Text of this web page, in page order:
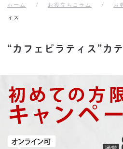
ホーム お役立ちコラム お
ィス
“カフェピラティス”カ